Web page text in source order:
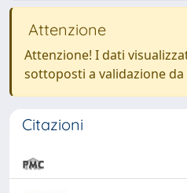
Attenzione
Attenzione! I dati
sottoposti a validazione
Citazioni